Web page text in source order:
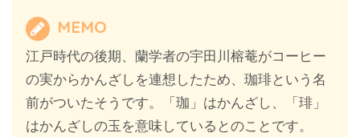
MEMO
江戸時代の後期、蘭学者の宇田川榕菴がコーヒー
の実からかんざしを連想したため、珈琲という名
前がついたそうです。「珈」はかんざし、「琲」
はかんざしの玉を意味しているとのことです。